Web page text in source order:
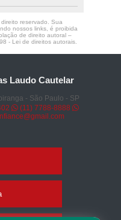
reservado. Sua
nossos links, é proibida
de direito autoral –
- Lei de direitos autorais.
Laudo Cautelar
- São Paulo - SP
(11) 7788-8888